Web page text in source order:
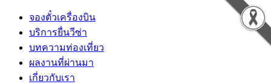
จองตั๋วเครื่องบิน
บริการยื่นวีซ่า
บทความท่องเที่ยว
ผลงานที่ผ่านมา
เกี่ยวกับเรา